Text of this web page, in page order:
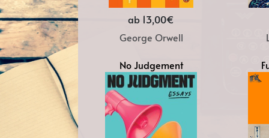
ab 13,00€
George Orwell
No Judgement